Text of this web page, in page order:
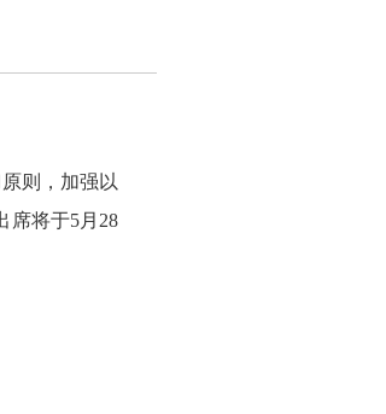
则，加强以
席将于5月28